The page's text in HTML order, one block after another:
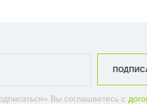
Вы соглашаетесь с